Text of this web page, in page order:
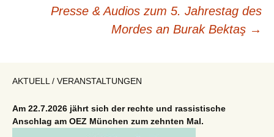
Presse & Audios zum 5. Jahrestag des
Mordes an Burak Bektaş →
AKTUELL / VERANSTALTUNGEN
Am 22.7.2026 jährt sich der rechte und rassistische
Anschlag am OEZ München zum zehnten Mal.